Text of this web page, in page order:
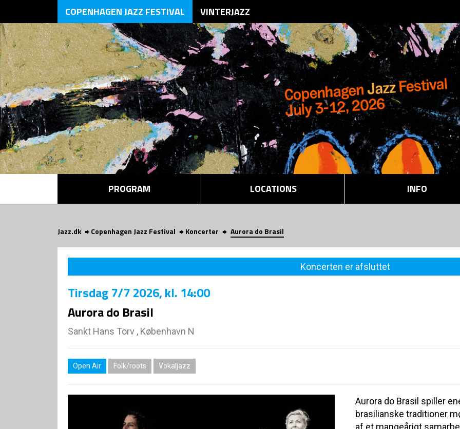
COPENHAGEN JAZZ FESTIVAL VINTERJAZZ
PROGRAM LOCATIONS INFO
Jazz.dk Copenhagen Jazz Festival Koncerter Aurora do Brasil
Koncerten er afsluttet
Tirsdag7/7 2026, kl. 14:00
Aurora do Brasil
Sankt Hans Torv , København N
Open Air Folk/roots Vokaljazz
Aurora do Brasil spiller
brasilianske traditioner
af et mangeårigt